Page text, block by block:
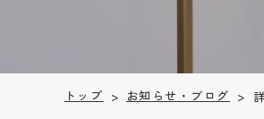
トップ > お知らせ・ブログ >